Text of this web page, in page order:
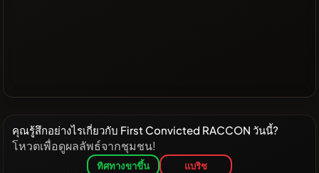
คุณรู้สึกอย่างไรเกี่ยวกับ First Convicted RACCON วันนี้?
โหวตเพื่อดูผลลัพธ์จากชุมชน!
ทิศทางขาขึ้น แบริช